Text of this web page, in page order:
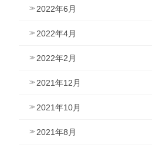
2022年6月
2022年4月
2022年2月
2021年12月
2021年10月
2021年8月